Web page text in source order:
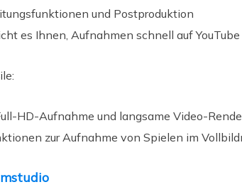
und Postproduktion
es Ihnen, Aufnahmen schnell auf
HD-Aufnahme und langsame Video-
zur Aufnahme von Spielen im